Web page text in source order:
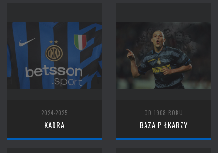
2024-2025
KADRA
OD 1908 ROKU
BAZA PIŁKARZY